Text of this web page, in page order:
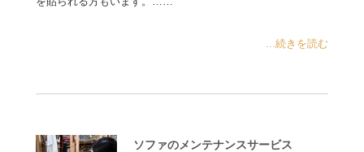
...続きを読む
ソファのメンテナンスサービス